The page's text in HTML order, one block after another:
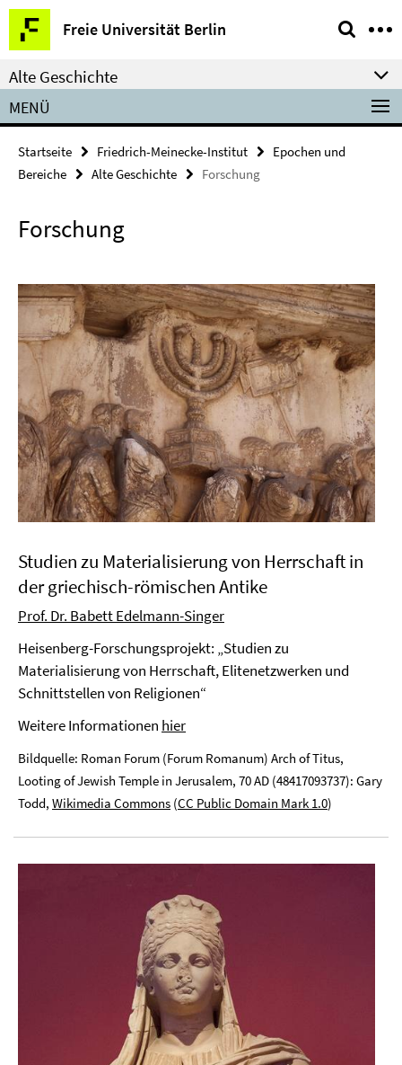
Springe
direkt
zu
Inhalt
Freie Universität Berlin
Service-
Navigation
Alte Geschichte
MENÜ
Startseite Friedrich-Meinecke-Institut
Epochen und
Bereiche
Alte Geschichte Forschung
Forschung
Studien zu Materialisierung von Herrschaft in
der griechisch-römischen Antike
Prof. Dr. Babett Edelmann-Singer
Heisenberg-Forschungsprojekt: „Studien zu
Materialisierung von Herrschaft, Elitenetzwerken und
Schnittstellen von Religionen“
Weitere Informationen hier
Bildquelle: Roman Forum (Forum Romanum) Arch of Titus,
Looting of Jewish Temple in Jerusalem, 70 AD (48417093737): Gary
Todd, Wikimedia Commons (CC Public Domain Mark 1.0)